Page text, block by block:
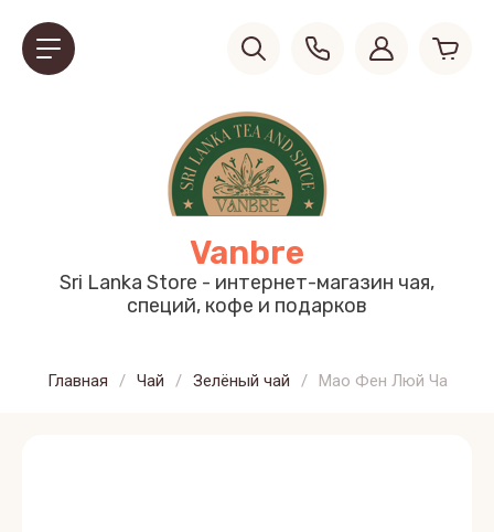
Vanbre
Sri Lanka Store - интернет-магазин чая,
специй, кофе и подарков
Главная / Чай / Зелёный чай / Мао Фен Люй Ча